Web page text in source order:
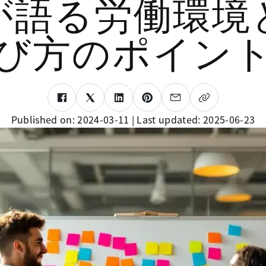
語る労働環境
方のポイン
Published on:2024-03-11 | Last updated: 2025-06-23